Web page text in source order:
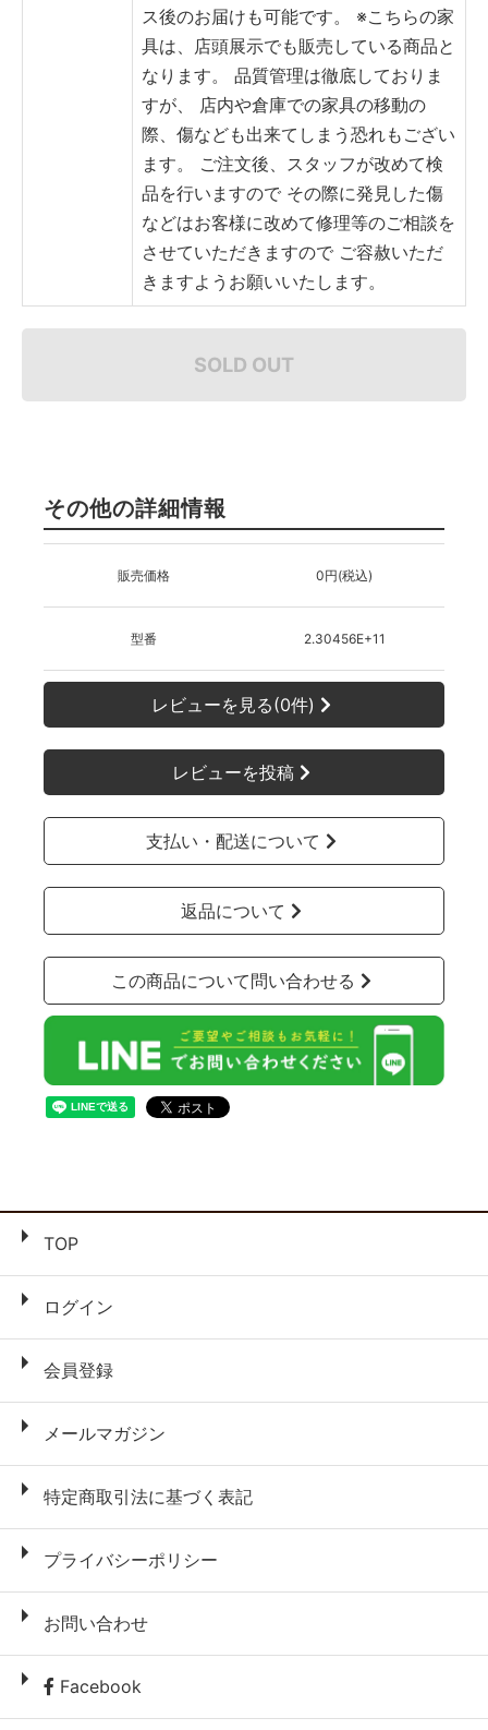
ス後のお届けも可能です。
※こちらの家
具は、店頭展示でも販売している商品と
なります。
品質管理は徹底しておりま
すが、
店内や倉庫での家具の移動の
際、傷なども出来てしまう恐れもござい
ます。
ご注文後、スタッフが改めて検
品を行いますので その際に発見した傷
などはお客様に改めて修理等のご相談を
させていただきますので ご容赦いただ
きますようお願いいたします。
SOLD OUT
その他の詳細情報
販売価格 0円(税込)
型番 2.30456E+11
レビューを見る(0件)
レビューを投稿
支払い・配送について
返品について
この商品について問い合わせる
TOP
ログイン
会員登録
メールマガジン
特定商取引法に基づく表記
プライバシーポリシー
お問い合わせ
Facebook